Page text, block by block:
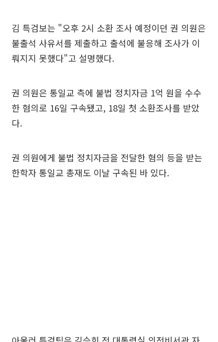
김 특검보는 "오후 2시 소환 조사 예정이던 권 의원은
불출석 사유서를 제출하고 출석에 불응해 조사가 이
뤄지지 못했다"고 설명했다.
권 의원은 통일교 측에 불법 정치자금 1억 원을 수수
한 혐의로 16일 구속됐고, 18일 첫 소환조사를 받았
다.
권 의원에게 불법 정치자금을 전달한 혐의 등을 받는
한학자 통일교 총재도 이날 구속된 바 있다.